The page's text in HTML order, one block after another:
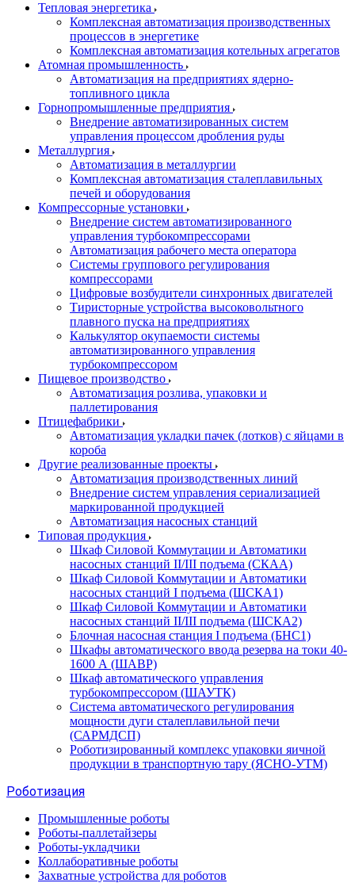
Тепловая энергетика
Комплексная автоматизация производственных
процессов в энергетике
Комплексная автоматизация котельных агрегатов
Атомная промышленность
Автоматизация на предприятиях ядерно-
топливного цикла
Горнопромышленные предприятия
Внедрение автоматизированных систем
управления процессом дробления руды
Металлургия
Автоматизация в металлургии
Комплексная автоматизация сталеплавильных
печей и оборудования
Компрессорные установки
Внедрение систем автоматизированного
управления турбокомпрессорами
Автоматизация рабочего места оператора
Системы группового регулирования
компрессорами
Цифровые возбудители синхронных двигателей
Тиристорные устройства высоковольтного
плавного пуска на предприятиях
Калькулятор окупаемости системы
автоматизированного управления
турбокомпрессором
Пищевое производство
Автоматизация розлива, упаковки и
паллетирования
Птицефабрики
Автоматизация укладки пачек (лотков) с яйцами в
короба
Другие реализованные проекты
Автоматизация производственных линий
Внедрение систем управления сериализацией
маркированной продукцией
Автоматизация насосных станций
Типовая продукция
Шкаф Силовой Коммутации и Автоматики
насосных станций II/III подъема (СКАА)
Шкаф Силовой Коммутации и Автоматики
насосных станций I подъема (ШСКА1)
Шкаф Силовой Коммутации и Автоматики
насосных станций II/III подъема (ШСКА2)
Блочная насосная станция I подъема (БНС1)
Шкафы автоматического ввода резерва на токи 40-
1600 А (ШАВР)
Шкаф автоматического управления
турбокомпрессором (ШАУТК)
Система автоматического регулирования
мощности дуги сталеплавильной печи
(САРМДСП)
Роботизированный комплекс упаковки яичной
продукции в транспортную тару (ЯСНО-УТМ)
Роботизация
Промышленные роботы
Роботы-паллетайзеры
Роботы-укладчики
Коллаборативные роботы
Захватные устройства для роботов